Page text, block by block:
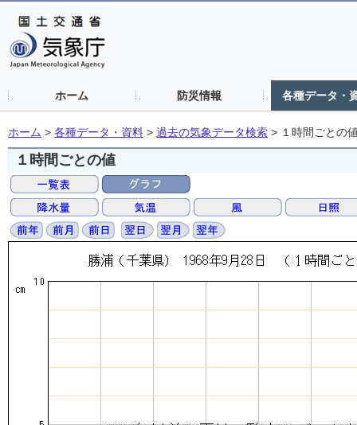
ホーム 防災情報 各種データ・
ホーム > 各種データ・資料 > 過去の気象データ検索 > １時間ごとの
１時間ごとの値